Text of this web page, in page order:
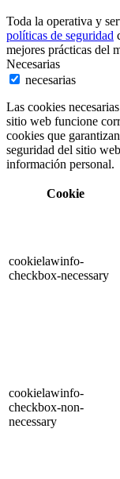
Toda la operativa y
políticas de seguridad
mejores prácticas del
Necesarias
necesarias
Las cookies
sitio web funcione
cookies que
seguridad del sitio
información personal.
Cookie
cookielawinfo-
checkbox-necessary
cookielawinfo-
checkbox-non-
necessary